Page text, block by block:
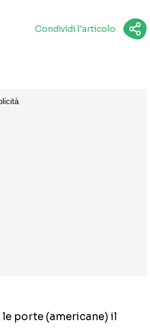
Condividi l'articolo
le porte (americane) il